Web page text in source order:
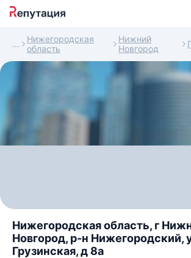
Нижегородская
область
Нижний
Новгород
Нижегородская область, г
Новгород, р-н Нижегородский,
Грузинская, д 8а